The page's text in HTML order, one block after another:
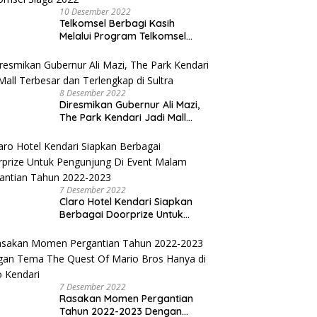
10 Desember 2022
Telkomsel Berbagi Kasih
Melalui Program Telkomsel
8 Desember 2022
Diresmikan Gubernur Ali Mazi,
The Park Kendari Jadi Mall
Sultra
7 Desember 2022
Claro Hotel Kendari Siapkan
Berbagai Doorprize Untuk
Pergantian Tahun 2022-2023
7 Desember 2022
Rasakan Momen Pergantian
Tahun 2022-2023 Dengan